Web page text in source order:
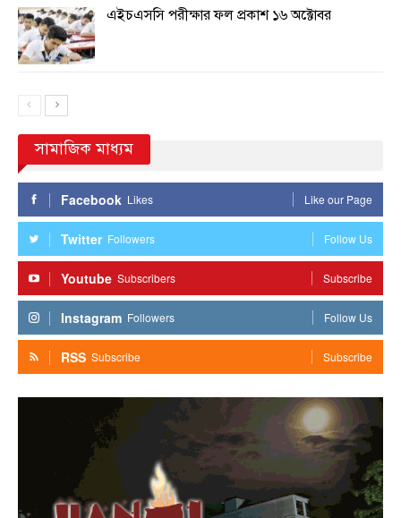
এইচএসসি পরীক্ষার ফল প্রকাশ ১৬ অক্টোবর
সামাজিক মাধ্যম
Facebook Likes Like our Page
Twitter Followers Follow Us
Youtube Subscribers Subscribe
Instagram Followers Follow Us
RSS Subscribe Subscribe